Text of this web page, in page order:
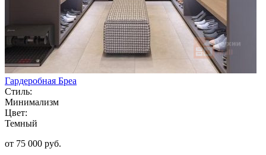
Гардеробная Бреа
Стиль:
Минимализм
Цвет:
Темный
от 75 000 руб.